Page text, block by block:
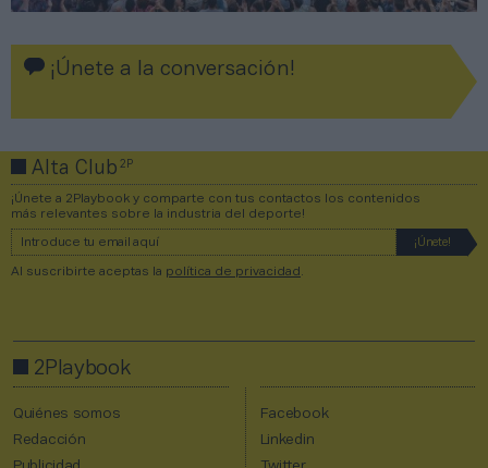
¡Únete a la conversación!
Alta Club2P
¡Únete a 2Playbook y comparte con tus contactos los contenidos
más relevantes sobre la industria del deporte!
Al suscribirte aceptas la política de privacidad
2Playbook
Quiénes somos
Redacción
Facebook
Linkedin